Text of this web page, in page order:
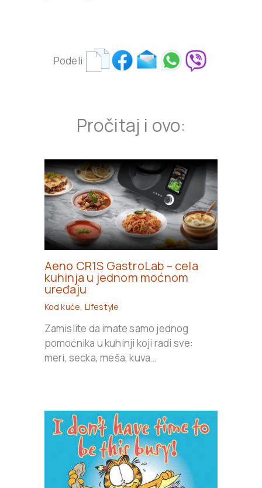
Podeli:
Pročitaj i ovo:
Aeno CR1S GastroLab – cela
kuhinja u jednom moćnom
uređaju
Kod kuće, Lifestyle
Zamislite da imate samo jednog
pomoćnika u kuhinji koji radi sve:
meri, secka, meša, kuva…